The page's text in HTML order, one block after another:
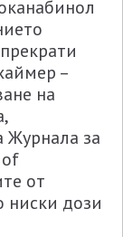
–
на
Журнала за
of
от
ниски дози